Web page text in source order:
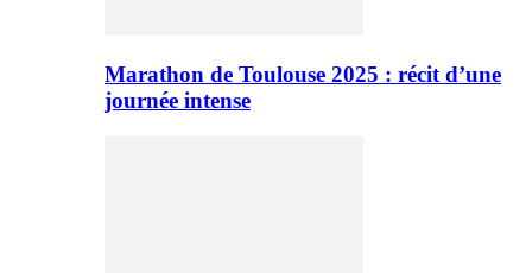
Marathon de Toulouse 2025 : récit d’une
journée intense